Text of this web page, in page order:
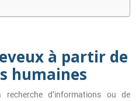
à partir de
humaines
recherche d’informations ou de